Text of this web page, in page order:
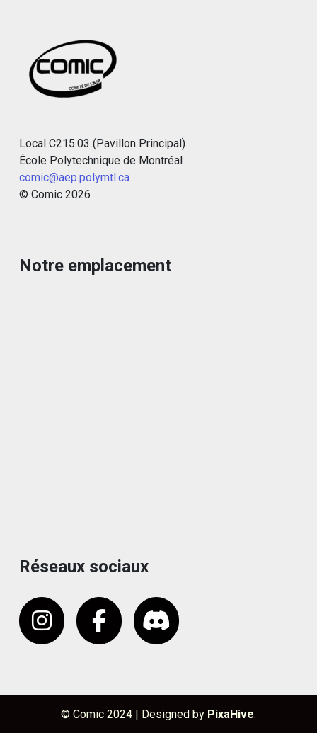
Local C215.03 (Pavillon Principal)
École Polytechnique de Montréal
comic@aep.polymtl.ca
© Comic 2026
Notre emplacement
Réseaux sociaux
© Comic 2024 | Designed by PixaHive.